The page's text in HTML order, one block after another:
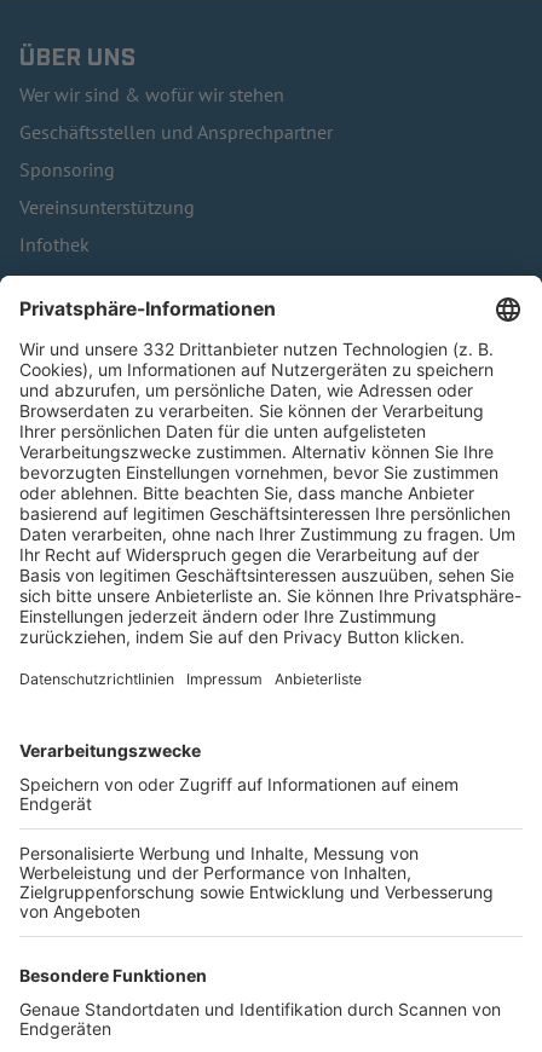
ÜBER UNS
Wer wir sind & wofür wir stehen
Geschäftsstellen und Ansprechpartner
Sponsoring
Vereinsunterstützung
Infothek
Kontakt
HÄUFIG BESUCHTE SEITEN
Pässe und Vereinswechsel
Trainerausbildung
Schulungsangebot Vereinsmitarbeiter
BFV-Geschäftsstellen
Trainerbörse
Login SpielPlus
FOLGE DEM BFV
TOP-VEREINE
TOP-PARTNER